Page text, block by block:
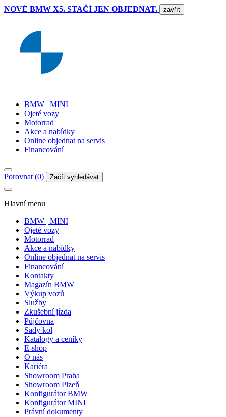
NOVÉ BMW X5. STAČÍ JEN OBJEDNAT. zavřít
BMW | MINI
Ojeté vozy
Motorrad
Akce a nabídky
Online objednat na servis
Financování
Porovnat (0) Začít vyhledávat
Hlavní menu
BMW | MINI
Ojeté vozy
Motorrad
Akce a nabídky
Online objednat na servis
Financování
Kontakty
Magazín BMW
Výkup vozů
Služby
Zkušební jízda
Půjčovna
Sady kol
Katalogy a ceníky
E-shop
O nás
Kariéra
Showroom Praha
Showroom Plzeň
Konfigurátor BMW
Konfigurátor MINI
Právní dokumenty